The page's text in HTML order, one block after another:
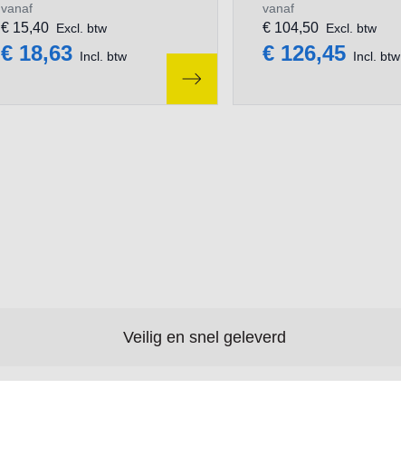
vanaf
€ 18,63 Incl. btw
€ 15,40 Excl. btw
vanaf
€ 126,45 Incl. btw
€ 104,50 Excl. btw
Veilig en snel geleverd